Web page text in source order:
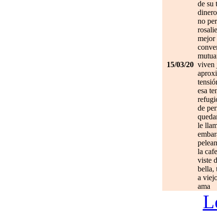
15/03/20
de su
no
mejor
viven
esa
de
le
la
viste
bella,
a
ama